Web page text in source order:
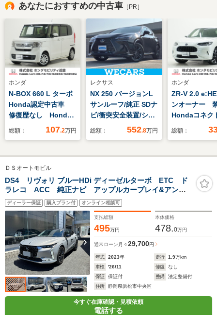
あなたにおすすめの中古車 ［PR］
ホンダ
N-BOX 660 L ターボ
Honda認定中古車
修復歴なし Honda
販売店全国保証1年
ックカメラ
ETC2.0 前後ドラレ
コ アダプティブクル
ーズコントロール 両
側電動スライドドア
総額： 107.2万円
レクサス
NX 250 バージョンL
サンルーフ/純正 SDナ
ビ/衝突安全装置/シー
トエアコン/パノラミ
テム/シート フルレザ
ッドランプ LED/USB
ジャック
総額： 552.8万円
ホンダ
ZR-V 2.0
ンオーナー
Hondaコネク
スプレイ
ロール
ヤレス充電器
ルヒーター
総額：
ＤＳオートモビル
DS4 リヴォリ ブルーHDi ディーゼルターボ ETC ド
ラレコ ACC 純正ナビ アップルカープレイ&アンド
ロイドオート対応 LEDヘッドライト シートヒータ
ー ステアリングヒーター 19インチAW 電動リアゲー
ト
ディーラー保証 購入プラン付 オンライン相談可
支払総額
495万円
本体価格
478.0万円
通常ローン 月々29,700円
年式 2023年 走行 1.9万km
車検
'26/11 修復
なし
保証
保証付 整備
法定整備付
住所
静岡県浜松市中央区
今すぐ在庫確認・見積依頼
電話する